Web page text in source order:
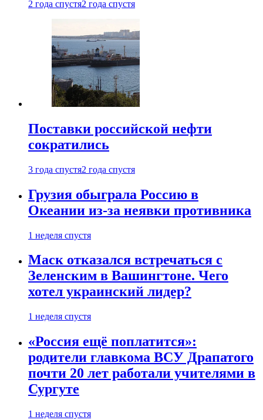
2 года спустя2 года спустя
Поставки российской нефти
сократились
3 года спустя2 года спустя
Грузия обыграла Россию в
Океании из-за неявки противника
1 неделя спустя
Маск отказался встречаться с
Зеленским в Вашингтоне. Чего
хотел украинский лидер?
1 неделя спустя
«Россия ещё поплатится»:
родители главкома ВСУ Драпатого
почти 20 лет работали учителями в
Сургуте
1 неделя спустя